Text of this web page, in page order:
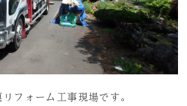
フォーム工事現場です。